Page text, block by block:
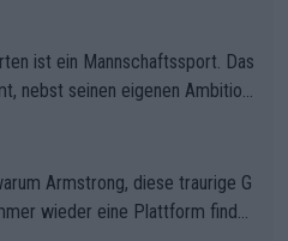
nicht geschlossen hat un
lassen. Ein schwerer taktischer
wird.Diese Beobachtung trifft
in diesem Moment war das e
Niewiadoma die Tür z
taktische Dilemma am Mon
Vollering spekulierte in die
ist ein Mannschaftssport. Das
seinen eigenen Ambition
zu machen und konkret am Erf
anzurechnen. Das ist ein Zei
Armstrong, diese traurige G
wieder eine Plattform finde